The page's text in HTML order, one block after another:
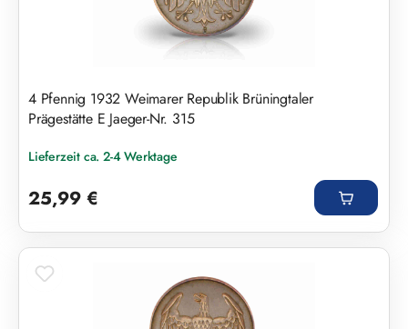
4 Pfennig 1932 Weimarer Republik Brüningtaler
Prägestätte E Jaeger-Nr. 315
Lieferzeit ca. 2-4 Werktage
25,99 €